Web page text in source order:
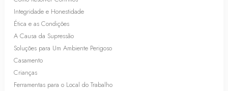
Integridade e Honestidade
Ética e as Condições
A Causa da Supressão
Soluções para Um Ambiente Perigoso
Casamento
Crianças
Ferramentas para o Local do Trabalho